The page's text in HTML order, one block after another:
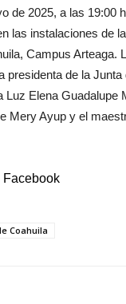
de 2025, a las 19:00
las instalaciones de
Campus Arteaga.
presidenta de la Junta
Luz Elena Guadalupe
Mery Ayup y el
Facebook
Coahuila